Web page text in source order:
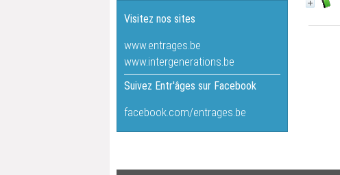
Visitez nos sites
www.entrages.be
www.intergenerations.be
Suivez Entr'âges sur Facebook
facebook.com/entrages.be